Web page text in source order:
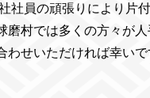
社員の頑張りにより片
磨村では多くの方々が
せいただければ幸いで